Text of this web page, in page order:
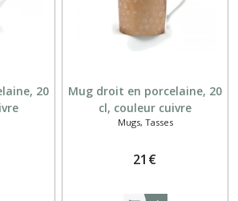
20
main
Mug droit en porcelaine, 20
cl, couleur cuivre
métallique, peint main
Mugs, Tasses
21 €